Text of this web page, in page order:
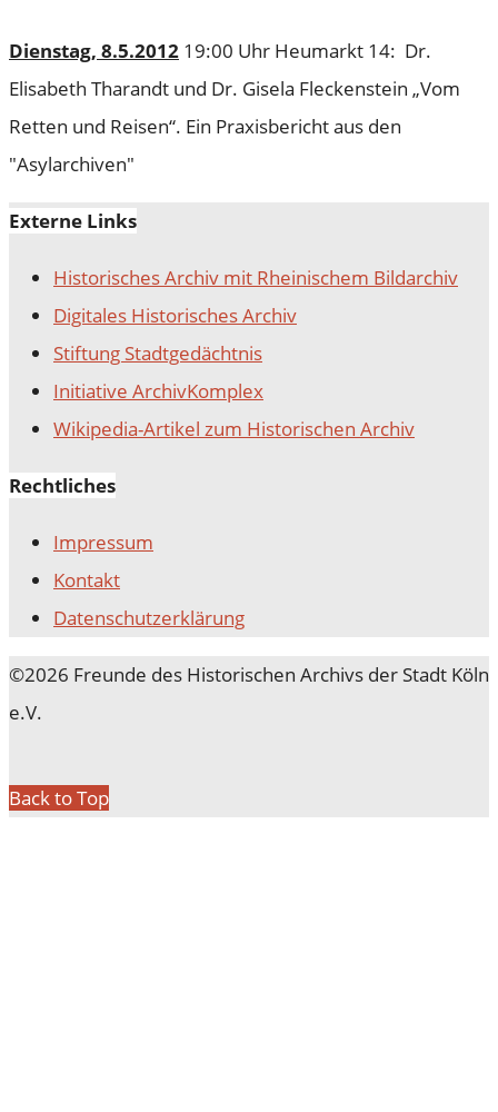
Dienstag, 8.5.2012 19:00 Uhr Heumarkt 14: Dr.
Elisabeth Tharandt und Dr. Gisela Fleckenstein „Vom
Retten und Reisen“. Ein Praxisbericht aus den
"Asylarchiven"
Externe Links
Historisches Archiv mit Rheinischem Bildarchiv
Digitales Historisches Archiv
Stiftung Stadtgedächtnis
Initiative ArchivKomplex
Wikipedia-Artikel zum Historischen Archiv
Rechtliches
Impressum
Kontakt
Datenschutz­erklärung
©2026 Freunde des Historischen Archivs der Stadt Köln
e.V.
Back to Top